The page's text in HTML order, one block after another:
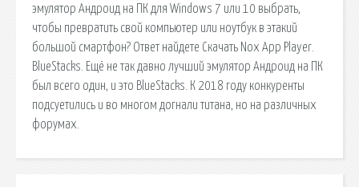
эмулятор Андроид на ПК для Windows 7 или 10 выбрать,
чтобы превратить свой компьютер или ноутбук в этакий
большой смартфон? Ответ найдете Скачать Nox App Player.
BlueStacks. Ещё не так давно лучший эмулятор Андроид на ПК
был всего один, и это BlueStacks. К 2018 году конкуренты
подсуетились и во многом догнали титана, но на различных
форумах.